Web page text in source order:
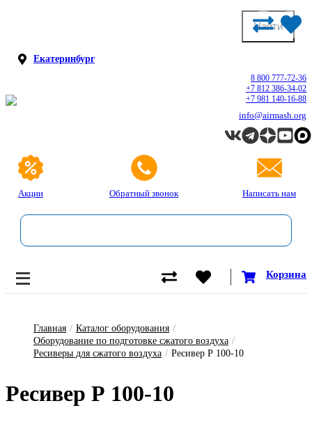
Екатеринбург
Акции Обратный звонок Написать нам
8 800 777-72-36
+7 812 386-34-02
+7 981 140-16-88
info@airmash.org
Корзина
Главная / Каталог оборудования /
Оборудование по подготовке сжатого воздуха /
Ресиверы для сжатого воздуха / Ресивер Р 100-10
Ре­си­вер Р 100-10